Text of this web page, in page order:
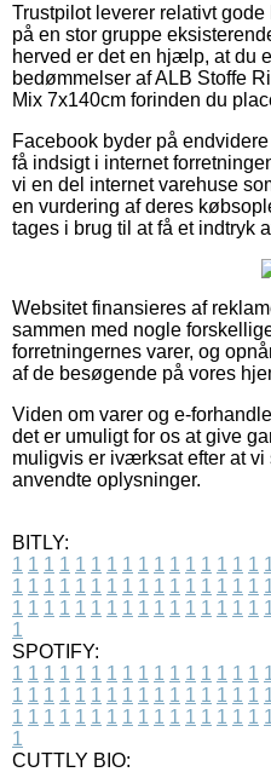
Trustpilot leverer relativt
på en stor gruppe
herved er det en hjælp, at du
bedømmelser af ALB Stoffe
Mix 7x140cm forinden du
Facebook byder på
få indsigt i internet
vi en del internet varehuse
en vurdering af deres
tages i brug til at få et indtryk
Websitet finansieres af
sammen med nogle
forretningernes varer, og
af de besøgende på vores
Viden om varer og e-
det er umuligt for os at give
muligvis er iværksat efter at
anvendte oplysninger.
BITLY:
1 1 1 1 1 1 1 1 1 1 1 1 1 1 1 1
1 1 1 1 1 1 1 1 1 1 1 1 1 1 1 1
1 1 1 1 1 1 1 1 1 1 1 1 1 1 1 1
1
SPOTIFY:
1 1 1 1 1 1 1 1 1 1 1 1 1 1 1 1
1 1 1 1 1 1 1 1 1 1 1 1 1 1 1 1
1 1 1 1 1 1 1 1 1 1 1 1 1 1 1 1
1
CUTTLY BIO: